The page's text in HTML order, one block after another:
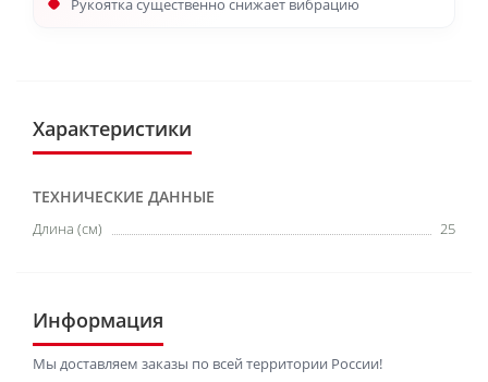
Рукоятка существенно снижает вибрацию
Характеристики
ТЕХНИЧЕСКИЕ ДАННЫЕ
Длина (см) 25
Информация
Мы доставляем заказы по всей территории России!